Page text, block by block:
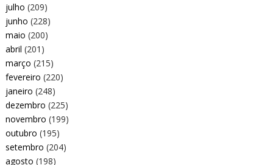
julho (209)
junho (228)
maio (200)
abril (201)
março (215)
fevereiro (220)
janeiro (248)
dezembro (225)
novembro (199)
outubro (195)
setembro (204)
agosto (198)